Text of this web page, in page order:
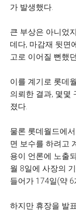
가 발생했다.
큰 부상은 아니었
데다, 마감재 뒷면
고로 이어질 뻔했
이를 계기로 롯데
의뢰한 결과, 몇몇
졌다.
물론 롯데월드에
면 보수를 하려고
용이 언론에 노출
월 8일에 사장의
들어가 174일(약
하지만 휴장을 발